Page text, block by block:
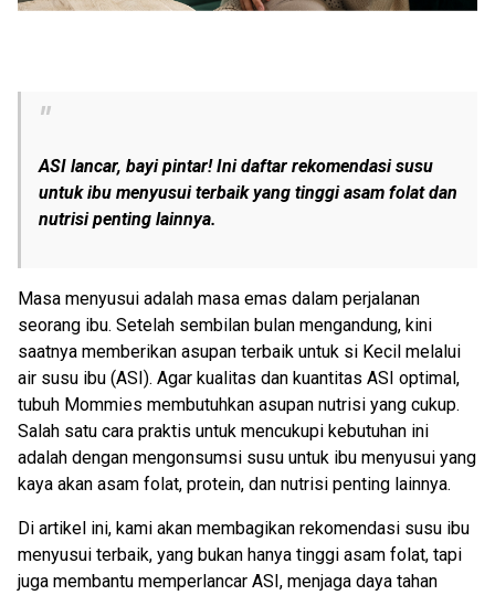
ASI lancar, bayi pintar! Ini daftar rekomendasi susu
untuk ibu menyusui terbaik yang tinggi asam folat dan
nutrisi penting lainnya.
Masa menyusui adalah masa emas dalam perjalanan
seorang ibu. Setelah sembilan bulan mengandung, kini
saatnya memberikan asupan terbaik untuk si Kecil melalui
air susu ibu (ASI). Agar kualitas dan kuantitas ASI optimal,
tubuh Mommies membutuhkan asupan nutrisi yang cukup.
Salah satu cara praktis untuk mencukupi kebutuhan ini
adalah dengan mengonsumsi susu untuk ibu menyusui yang
kaya akan asam folat, protein, dan nutrisi penting lainnya.
Di artikel ini, kami akan membagikan rekomendasi susu ibu
menyusui terbaik, yang bukan hanya tinggi asam folat, tapi
juga membantu memperlancar ASI, menjaga daya tahan